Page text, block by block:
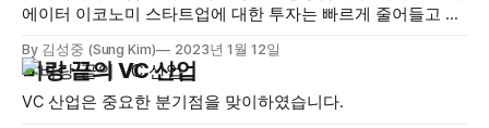
에이터 이코노미 스타트업에 대한 투자는 빠르게 줄어들고 있
By 김성중 (Sung Kim) 2023년 1월 12일
벼랑 끝의 VC 산업
VC 산업은 중요한 분기점을 맞이하였습니다.